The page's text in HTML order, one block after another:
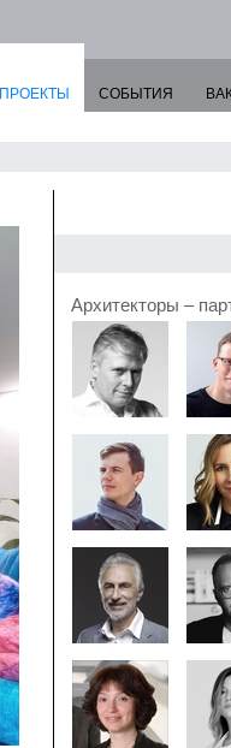
ПРОЕКТЫ
СОБЫТИЯ
Архитекторы –